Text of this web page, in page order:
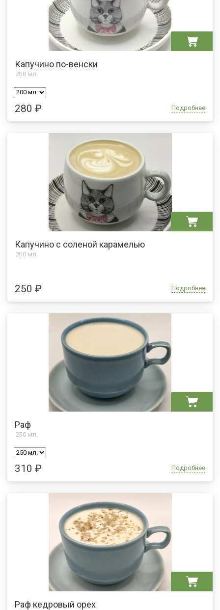
Капучино по-венски
200 мл.
280 ₽ Подробнее
Капучино с соленой карамелью
200 мл.
250 ₽ Подробнее
Раф
250 мл.
310 ₽ Подробнее
Раф кедровый орех